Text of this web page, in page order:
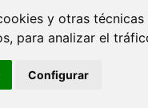
y otras
para analizar el
Configurar